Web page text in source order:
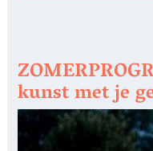
kunst met je